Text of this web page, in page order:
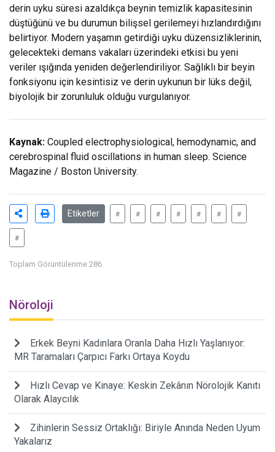
derin uyku süresi azaldıkça beynin temizlik kapasitesinin
düştüğünü ve bu durumun bilişsel gerilemeyi hızlandırdığını
belirtiyor. Modern yaşamın getirdiği uyku düzensizliklerinin,
gelecekteki demans vakaları üzerindeki etkisi bu yeni
veriler ışığında yeniden değerlendiriliyor. Sağlıklı bir beyin
fonksiyonu için kesintisiz ve derin uykunun bir lüks değil,
biyolojik bir zorunluluk olduğu vurgulanıyor.
Kaynak: Coupled electrophysiological, hemodynamic, and
cerebrospinal fluid oscillations in human sleep. Science
Magazine / Boston University.
Etiketler # # # # # # #
#
Toplam Görüntülenme 286
Nöroloji
Erkek Beyni Kadınlara Oranla Daha Hızlı Yaşlanıyor:
MR Taramaları Çarpıcı Farkı Ortaya Koydu
Hızlı Cevap ve Kinaye: Keskin Zekânın Nörolojik Kanıtı
Olarak Alaycılık
Zihinlerin Sessiz Ortaklığı: Biriyle Anında Neden Uyum
Yakalarız